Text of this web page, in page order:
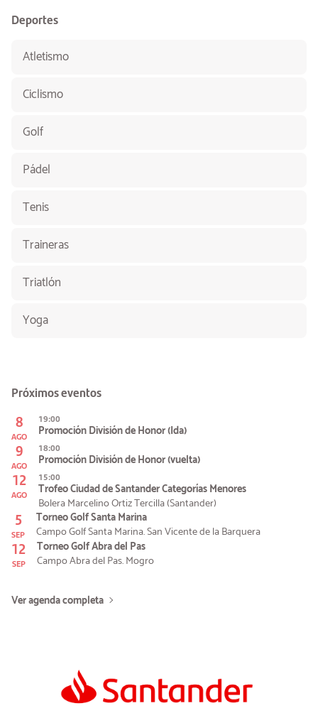
Deportes
Atletismo
Ciclismo
Golf
Pádel
Tenis
Traineras
Triatlón
Yoga
Próximos eventos
8
AGO
19:00
Promoción División de Honor (Ida)
9
AGO
18:00
Promoción División de Honor (vuelta)
12
AGO
15:00
Trofeo Ciudad de Santander Categorías Menores
Bolera Marcelino Ortiz Tercilla (Santander)
5
SEP
Torneo Golf Santa Marina
Campo Golf Santa Marina. San Vicente de la Barquera
12
SEP
Torneo Golf Abra del Pas
Campo Abra del Pas. Mogro
Ver agenda completa